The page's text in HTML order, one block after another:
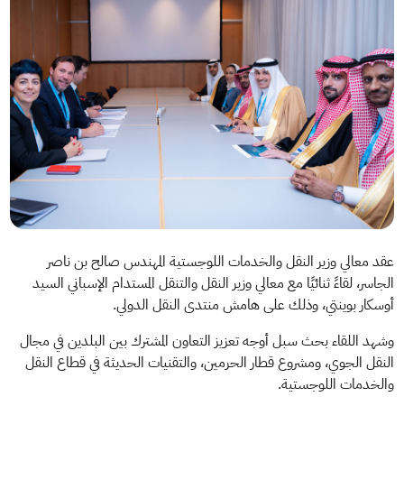
مجلة الوزارة الاسئلة الشائعة
عقد معالي وزير النقل والخدمات اللوجستية المهندس صالح بن ناصر
الجاسر، لقاءً ثنائيًا مع معالي وزير النقل والتنقل المستدام الإسباني السيد
أوسكار بوينتي، وذلك على هامش منتدى النقل الدولي.
وشهد اللقاء بحث سبل أوجه تعزيز التعاون المشترك بين البلدين في مجال
النقل الجوي، ومشروع قطار الحرمين، والتقنيات الحديثة في قطاع النقل
والخدمات اللوجستية.​